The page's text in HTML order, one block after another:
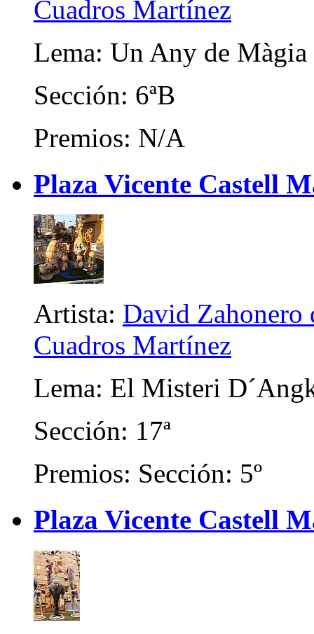
Cuadros Martínez
Lema: Un Any de Màgia
Sección: 6ªB
Premios: N/A
Plaza Vicente Castell
Artista: David Zahonero
Cuadros Martínez
Lema: El Misteri
Sección: 17ª
Premios: Sección: 5º
Plaza Vicente Castell